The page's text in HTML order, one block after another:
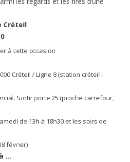
Créteil
à cette occasion
Créteil /Ligne 8 (station créteil -
Sortir porte 25 (proche carrefour,
de 13h à 18h30 et les soirs de
février)
…